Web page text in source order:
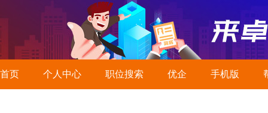
首页 个人中心 职位搜索 优企 手机版